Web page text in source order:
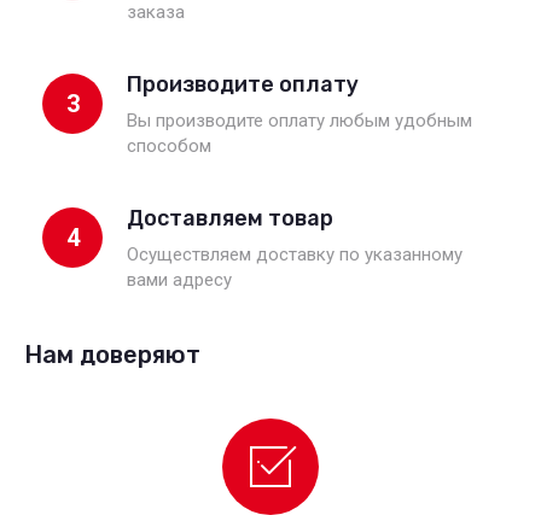
заказа
3
Производите оплату
Вы производите оплату любым удобным
способом
4
Доставляем товар
Осуществляем доставку по указанному
вами адресу
Нам доверяют